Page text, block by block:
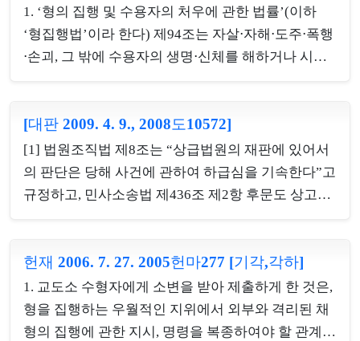
지함으로써 여관업자가 입게 될 불이익보다는 이를
허용함으로 인하여 초...
피고인의 열람·등사신청권이 인정되고, 검사의 열람·
등사 거부처분에 대한 불복절차가 마련되었는바, 이
사건의 경우 이러한 불복절차에 따른 법원의 열람·등
어진 바 없고, 이 사건과 같은 유형의 침해행위가 앞
으로도 반복될 가능성이 크다고 할 것이므로, 비록 청
구인들의 주관적 권리보호의 이익이 소멸하였다 하
더라도 이 ...
1. ‘형의 집행 및 수용자의 처우에 관한 법률’(이하
‘형집행법’이라 한다) 제94조는 자살⋅자해⋅도주⋅폭행
⋅손괴, 그 밖에 수용자의 생명⋅신체를 해하거나 시설
용자 또는 시설을 계호할 수 있도록 하고(제1항), 전
자장비의 종류⋅설치장소⋅사용방법 및 녹화기록물의
관리 등에 관하여 필요한 사항은 법무부령으로 정하
도록 하고 있다(제4항). 이에 따라 형집행법 시행규칙
였다. 이와 같이 이 사건 CCTV 관찰행위는 형집행법
제94조 제1항과 제4항에 근거를 두고 이루어진 것이
므로 법률유보원칙에 위배되지 않는다. 2. 이 사건
CCTV 관찰행위는 금...
[대판 2009. 4. 9., 2008도10572]
[1] 법원조직법 제8조는 “상급법원의 재판에 있어서
의 판단은 당해 사건에 관하여 하급심을 기속한다”고
규정하고, 민사소송법 제436조 제2항 후문도 상고법
소송법에서는 이에 상응하는 명문의 규정은 없지만
법률심을 원칙으로 하는 상고심은 형사소송법 제383
조 또는 제384조에 의하여 사실인정에 관한 원심판
결의 당부에 관하여 제한적으로 개입할 수 있는 것이
헌재 2006. 7. 27. 2005헌마277 [기각,각하]
1. 교도소 수형자에게 소변을 받아 제출하게 한 것은,
형을 집행하는 우월적인 지위에서 외부와 격리된 채
형의 집행에 관한 지시, 명령을 복종하여야 할 관계에